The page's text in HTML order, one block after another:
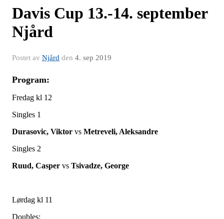
Davis Cup 13.-14. september
Njård
Postet av Njård den 4. sep 2019
Program:
Fredag kl 12
Singles 1
Durasovic, Viktor vs Metreveli, Aleksandre
Singles 2
Ruud, Casper vs Tsivadze, George
Lørdag kl 11
Doubles: